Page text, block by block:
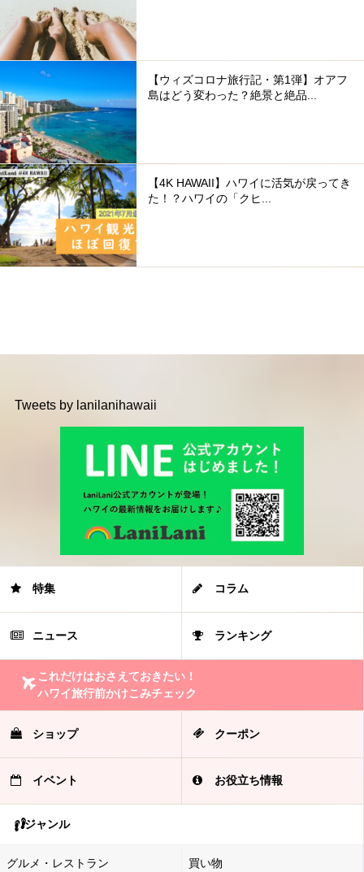
【ウィズコロナ旅行記・第1弾】オアフ
島はどう変わった？絶景と絶品...
【4K HAWAII】ハワイに活気が戻ってき
た！？ハワイの「クヒ...
Tweets by lanilanihawaii
特集 コラム
ニュース ランキング
これだけはおさえておきたい！
ハワイ旅行前かけこみチェック
ショップ クーポン
イベント お役立ち情報
ジャンル
グルメ・レストラン 買い物